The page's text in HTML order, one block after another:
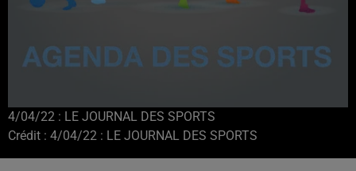
4/04/22 : LE JOURNAL DES SPORTS
Crédit : 4/04/22 : LE JOURNAL DES SPORTS